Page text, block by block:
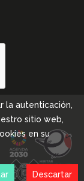
la autenticación,
sitio web,
en su
Descartar